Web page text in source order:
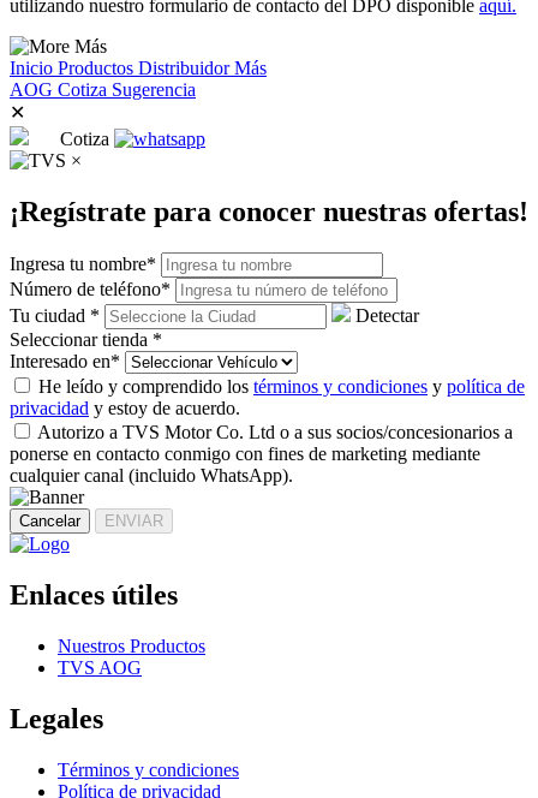
utilizando nuestro formulario de contacto del DPO disponible aquí.
Más
Inicio Productos Distribuidor Más
AOG Cotiza Sugerencia
✕
Cotiza
×
¡Regístrate para conocer nuestras ofertas!
Ingresa tu nombre*
Número de teléfono*
Tu ciudad *
Detectar
Seleccionar tienda *
Interesado en*
He leído y comprendido los términos y condiciones y política de
privacidad y estoy de acuerdo.
Autorizo a TVS Motor Co. Ltd o a sus socios/concesionarios a
ponerse en contacto conmigo con fines de marketing mediante
cualquier canal (incluido WhatsApp).
Cancelar ENVIAR
Enlaces útiles
Nuestros Productos
TVS AOG
Legales
Términos y condiciones
Política de privacidad